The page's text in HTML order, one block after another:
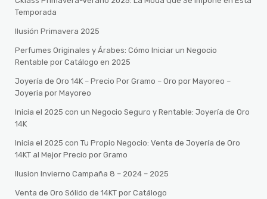
Temporada
Ilusión Primavera 2025
Perfumes Originales y Árabes: Cómo Iniciar un Negocio
Rentable por Catálogo en 2025
Joyería de Oro 14K – Precio Por Gramo – Oro por Mayoreo –
Joyeria por Mayoreo
Inicia el 2025 con un Negocio Seguro y Rentable: Joyería de Oro
14K
Inicia el 2025 con Tu Propio Negocio: Venta de Joyería de Oro
14KT al Mejor Precio por Gramo
Ilusion Invierno Campaña 8 – 2024 – 2025
Venta de Oro Sólido de 14KT por Catálogo